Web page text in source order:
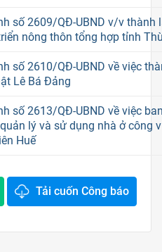
số 2609/QĐ-UBND v/v thành
nông thôn tổng hợp tỉnh
số 2610/QĐ-UBND về việc
Lê Bá Đảng
số 2613/QĐ-UBND về việc
lý và sử dụng nhà ở công
Huế
Tải cuốn Công báo